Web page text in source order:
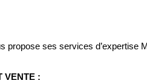
propose ses services d’expertise
VENTE :